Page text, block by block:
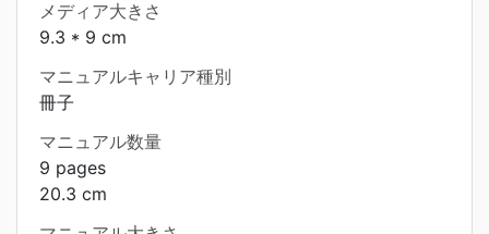
メディア大きさ
9.3 * 9 cm
マニュアルキャリア種別
冊子
マニュアル数量
9 pages
20.3 cm